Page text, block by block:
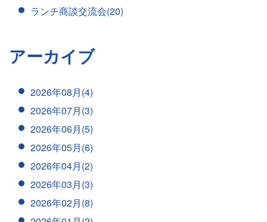
ランチ商談交流会(20)
アーカイブ
2026年08月(4)
2026年07月(3)
2026年06月(5)
2026年05月(6)
2026年04月(2)
2026年03月(3)
2026年02月(8)